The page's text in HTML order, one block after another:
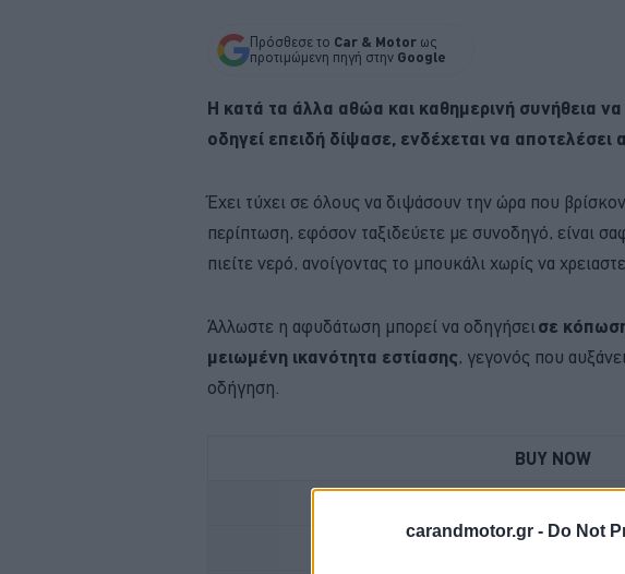
carandmotor.gr - Do Not
Πρόσθεσε το Car & Motor ως
προτιμώμενη πηγή στην Google
Η κατά τα άλλα αθώα και καθημερινή συνήθεια
οδηγεί επειδή δίψασε, ενδέχεται να αποτελέσει
Έχει τύχει σε όλους να διψάσουν την ώρα που
περίπτωση, εφόσον ταξιδεύετε με συνοδηγό, είναι
πιείτε νερό, ανοίγοντας το μπουκάλι χωρίς να
Άλλωστε η αφυδάτωση μπορεί να οδηγήσει σε
μειωμένη ικανότητα εστίασης, γεγονός που
οδήγηση.
BUY NOW